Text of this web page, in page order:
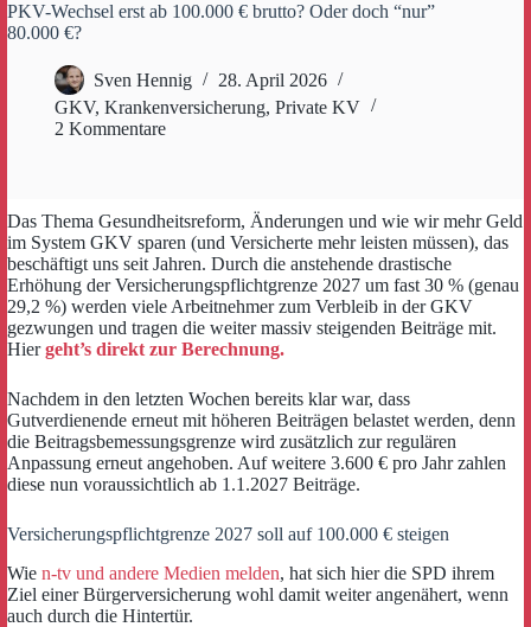
PKV-Wechsel erst ab 100.000 € brutto? Oder doch “nur”
80.000 €?
Sven Hennig
28. April 2026
GKV, Krankenversicherung, Private KV
2 Kommentare
Das Thema Gesundheitsreform, Änderungen und wie wir mehr Geld
im System GKV sparen (und Versicherte mehr leisten müssen), das
beschäftigt uns seit Jahren. Durch die anstehende drastische
Erhöhung der Versicherungspflichtgrenze 2027 um fast 30 % (genau
29,2 %) werden viele Arbeitnehmer zum Verbleib in der GKV
gezwungen und tragen die weiter massiv steigenden Beiträge mit.
Hiergeht’s direkt zur Berechnung.
Nachdem in den letzten Wochen bereits klar war, dass
Gutverdienende erneut mit höheren Beiträgen belastet werden, denn
die Beitragsbemessungsgrenze wird zusätzlich zur regulären
Anpassung erneut angehoben. Auf weitere 3.600 € pro Jahr zahlen
diese nun voraussichtlich ab 1.1.2027 Beiträge.
Versicherungspflichtgrenze 2027 soll auf 100.000 € steigen
Wie n-tv und andere Medien melden, hat sich hier die SPD ihrem
Ziel einer Bürgerversicherung wohl damit weiter angenähert, wenn
auch durch die Hintertür.